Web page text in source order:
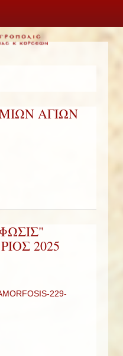
ΑΓΙΩΝ
2025
229-